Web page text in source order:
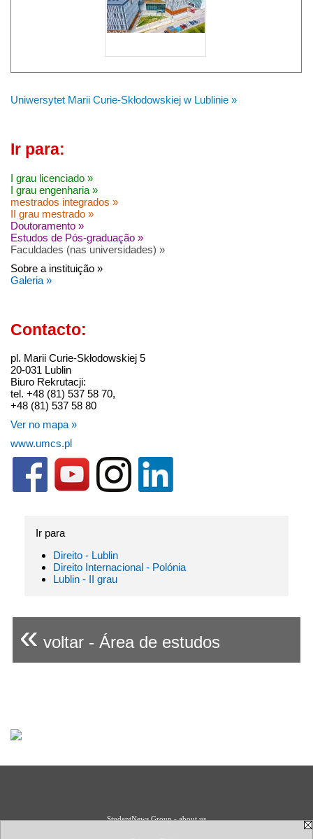
Uniwersytet Marii Curie-Skłodowskiej w Lublinie »
Ir para:
I grau licenciado »
I grau engenharia »
mestrados integrados »
II grau mestrado »
Doutoramento »
Estudos de Pós-graduação »
Faculdades (nas universidades) »
Sobre a instituição »
Galeria »
Contacto:
pl. Marii Curie-Skłodowskiej 5
20-031 Lublin
Biuro Rekrutacji:
tel. +48 (81) 537 58 70,
+48 (81) 537 58 80
Ver no mapa »
www.umcs.pl
Ir para
Direito - Lublin
Direito Internacional - Polónia
Lublin - II grau
« voltar - Área de estudos
StudentNews Group - about us